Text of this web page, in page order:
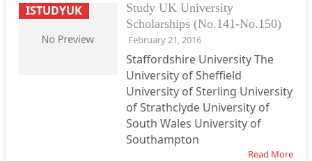
ISTUDYUK
Study UK University
Scholarships (No.141-No.150)
February 21, 2016
Staffordshire University The
University of Sheffield
University of Sterling University
of Strathclyde University of
South Wales University of
Southampton
Read More